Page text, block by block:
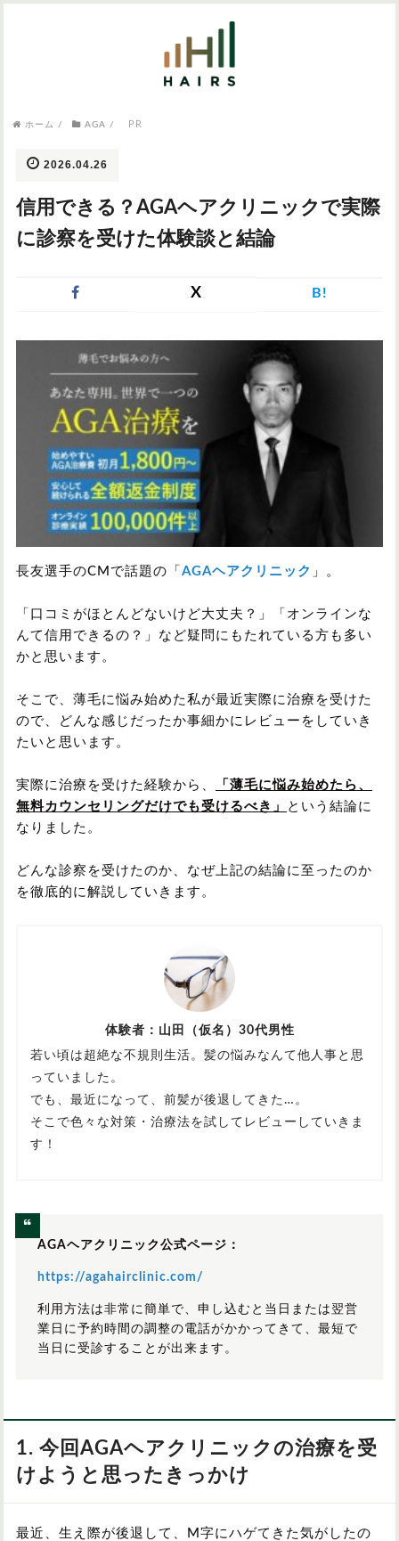
AGA
発毛
円形脱毛症
お問い合わせ
ホーム / AGA / PR
2026.04.26
信用できる？AGAヘアクリニックで実際
に診察を受けた体験談と結論
X B!
長友選手のCMで話題の「 AGAヘアクリニック 」。
「口コミがほとんどないけど大丈夫？」「オンラインな
んて信用できるの？」など疑問にもたれている方も多い
かと思います。
そこで、薄毛に悩み始めた私が最近実際に治療を受けた
ので、どんな感じだったか事細かにレビューをしていき
たいと思います。
実際に治療を受けた経験から、
「薄毛に悩み始めたら、
無料カウンセリングだけでも受けるべき」
という結論に
なりました。
どんな診察を受けたのか、なぜ上記の結論に至ったのか
を徹底的に解説していきます。
体験者：山田（仮名）30代男性
若い頃は超絶な不規則生活。髪の悩みなんて他人事と思
っていました。
でも、最近になって、前髪が後退してきた…。
そこで色々な対策・治療法を試してレビューしていきま
す！
AGAヘアクリニック公式ページ：
https://agahairclinic.com/
利用方法は非常に簡単で、申し込むと当日または翌営
業日に予約時間の調整の電話がかかってきて、最短で
当日に受診することが出来ます。
1. 今回AGAヘアクリニックの治療を受
けようと思ったきっかけ
最近、生え際が後退して、M字にハゲてきた気がしたの
気になるワードから記事を探す
症状・悩みから記事を探す
つむじハゲ
円形脱毛症 女性の薄毛
対策・アイテムから記事を探す
育毛剤